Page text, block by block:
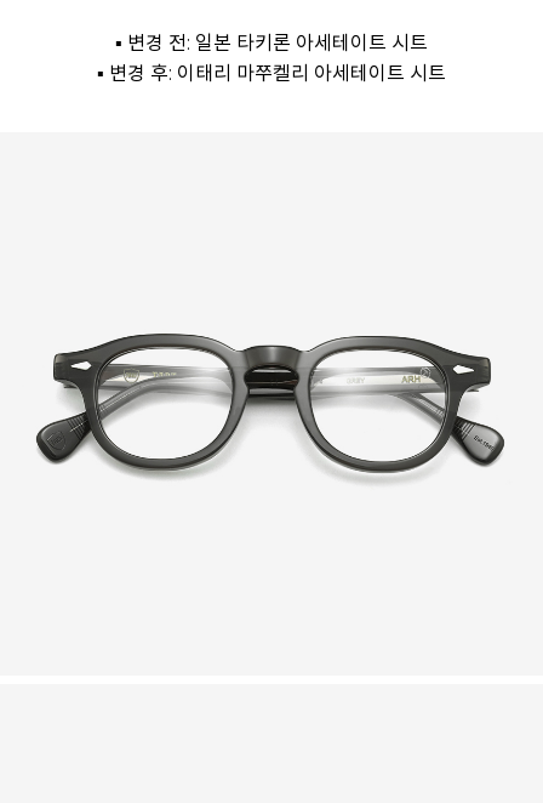
▪ 변경 전: 일본 타키론 아세테이트 시트
▪ 변경 후: 이태리 마쭈켈리 아세테이트 시트